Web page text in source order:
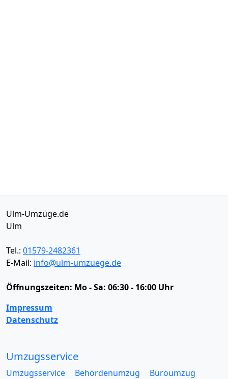
Ulm-Umzüge.de
Ulm
Tel.: 01579-2482361
E-Mail: info@ulm-umzuege.de
Öffnungszeiten: Mo - Sa: 06:30 - 16:00 Uhr
Impressum
Datenschutz
Umzugsservice
Umzugsservice Behördenumzug
Büroumzug